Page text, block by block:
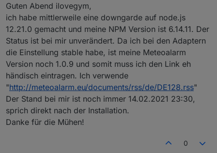
probleme... ??
node 12 oder 14, aber bitte immer mit
npm 6.
Guten Abend ilovegym,
ich habe mittlerweile eine downgarde auf node.js
12.21.0 gemacht und meine NPM Version ist 6.14.11. Der
Status ist bei mir unverändert. Da ich bei den Adaptern
die Einstellung stable habe, ist meine Meteoalarm
Version noch 1.0.9 und somit muss ich den Link eh
händisch eintragen. Ich verwende
"http://meteoalarm.eu/documents/rss/de/DE128.rss"
Der Stand bei mir ist noch immer 14.02.2021 23:30,
sprich direkt nach der Installation.
Danke für die Mühen!
0